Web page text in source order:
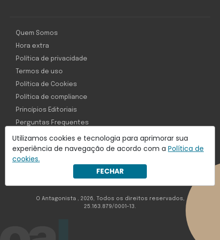
Utilizamos cookies e tecnologia para aprimorar sua
experiência de navegação de acordo com a Política de
cookies.
FECHAR
Com inteligência e tecnologia:
Object1ve - Marketing Solution
Quem Somos
Hora extra
Política de privacidade
Termos de uso
Política de Cookies
Política de compliance
Princípios Editoriais
Perguntas Frequentes
O Antagonista , 2026, Todos os direitos reservados,
25.163.879/0001-13.